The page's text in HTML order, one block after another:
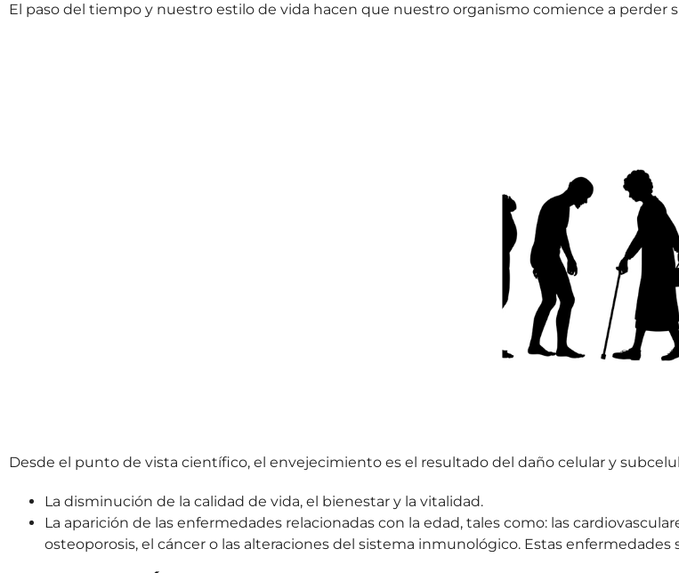
El paso del tiempo y nuestro estilo de vida hacen que nuestro organismo comience a perder
Desde el punto de vista científico, el envejecimiento es el resultado del daño celular y
La disminución de la calidad de vida, el bienestar y la vitalidad.
La aparición de las enfermedades relacionadas con la edad, tales como: las
osteoporosis, el cáncer o las alteraciones del sistema inmunológico. Estas